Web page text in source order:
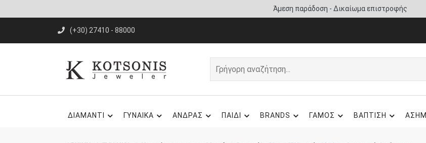
Άμεση παράδοση - Δικαίωμα επιστροφής
(+30) 27410 - 88000
ΔΙΑΜΑΝΤΙ ΓΥΝΑΙΚΑ ΑΝΔΡΑΣ ΠΑΙΔΙ BRANDS ΓΑΜΟΣ ΒΑΠΤΙΣΗ ΑΣΗΜΙ